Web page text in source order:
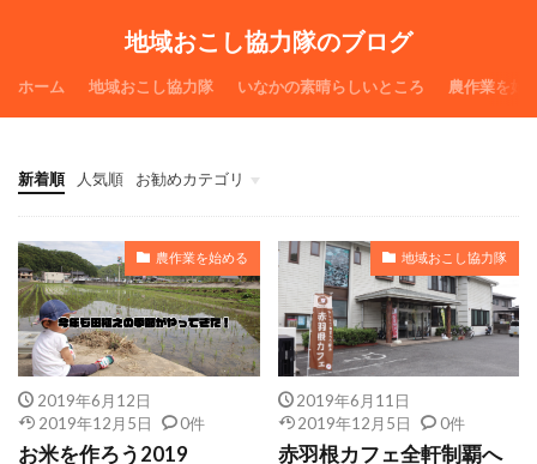
地域おこし協力隊のブログ
ホーム 地域おこし協力隊 いなかの素晴らしいところ 農作業を始
新着順 人気順 お勧めカテゴリ
ホーム
おれの手料理
朝昼晩カレー
農作業を始める
2019年6月12日
2019年12月5日
0件
お米を作ろう2019
地域おこし協力隊
2019年6月11日
2019年12月5日
0件
赤羽根カフェ全軒制覇へ